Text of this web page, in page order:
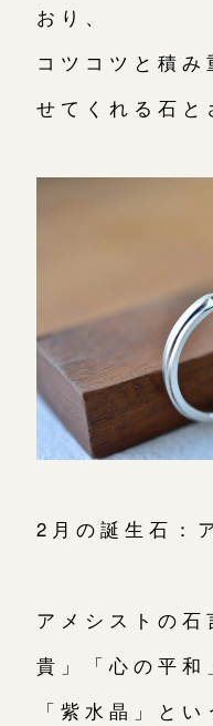
おり、
コツコツと積み
せてくれる石と
2月の誕生石：
アメシストの石
貴」「心の平和
「紫水晶」と